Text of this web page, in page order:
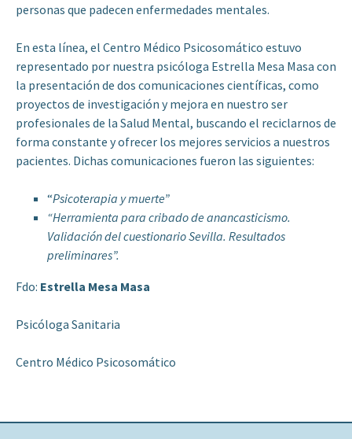
personas que padecen enfermedades mentales.
En esta línea, el Centro Médico Psicosomático estuvo
representado por nuestra psicóloga Estrella Mesa Masa con
la presentación de dos comunicaciones científicas, como
proyectos de investigación y mejora en nuestro ser
profesionales de la Salud Mental, buscando el reciclarnos de
forma constante y ofrecer los mejores servicios a nuestros
pacientes. Dichas comunicaciones fueron las siguientes:
“Psicoterapia y muerte”
“Herramienta para cribado de anancasticismo.
Validación del cuestionario Sevilla. Resultados
preliminares”.
Fdo: Estrella Mesa Masa
Psicóloga Sanitaria
Centro Médico Psicosomático